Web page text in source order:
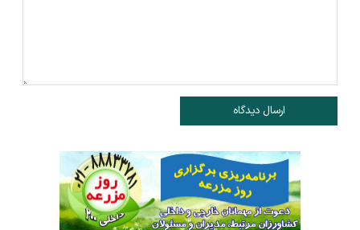
ارسال دیدگاه